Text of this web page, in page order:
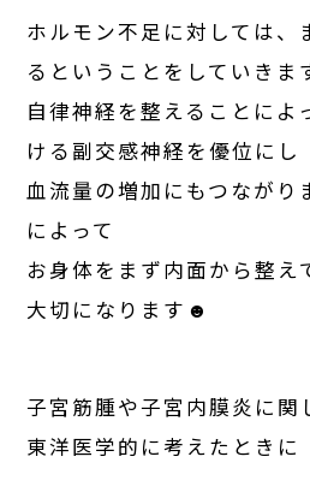
ホルモン不足に対しては、
るということをしていきま
自律神経を整えることによ
ける副交感神経を優位にし
血流量の増加にもつながり
によって
お身体をまず内面から整え
大切になります☻
子宮筋腫や子宮内膜炎に関
東洋医学的に考えたときに